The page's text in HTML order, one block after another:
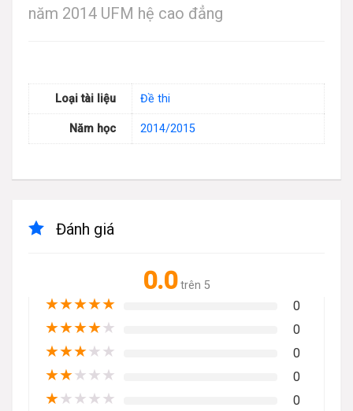
năm 2014 UFM hệ cao đẳng
Loại tài liệu Đề thi
Năm học 2014/2015
Đánh giá
0.0 trên 5
★★★★★ 0
★★★★★ 0
★★★★★ 0
★★★★★ 0
★★★★★ 0